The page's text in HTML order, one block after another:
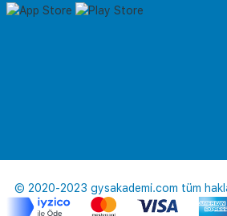
© 2020-2023 gysakademi.com tüm